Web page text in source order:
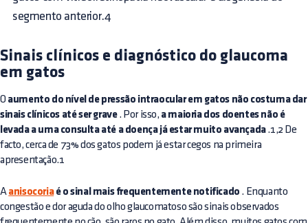
segmento anterior.4
Sinais clínicos e diagnóstico do glaucoma
em gatos
O aumento do nível de pressão intraocular em gatos não costuma dar
sinais clínicos até ser grave. Por isso, a maioria dos doentes não é
levada a uma consulta até a doença já estar muito avançada.1,2 De
facto, cerca de 73% dos gatos podem já estar cegos na primeira
apresentação.1
A anisocoriaé o sinal mais frequentemente notificado . Enquanto
congestão e dor aguda do olho glaucomatoso são sinais observados